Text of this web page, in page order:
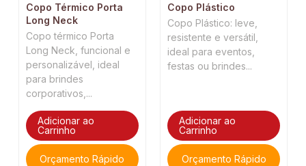
Copo Térmico Porta
Long Neck
Copo térmico Porta
Long Neck, funcional e
personalizável, ideal
para brindes
corporativos,...
Adicionar ao
Carrinho
Orçamento Rápido
Copo Plástico
Copo Plástico: leve,
resistente e versátil,
ideal para eventos,
festas ou brindes...
Adicionar ao
Carrinho
Orçamento Rápido